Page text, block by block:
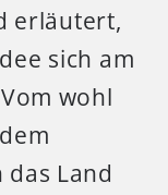
erläutert,
sich am
wohl
das Land